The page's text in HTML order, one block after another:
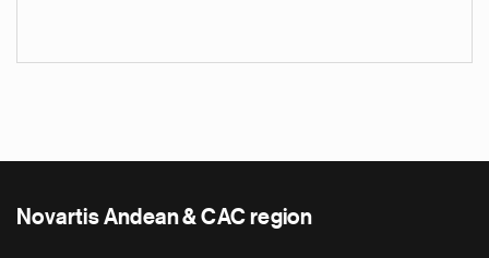
Novartis Andean & CAC region